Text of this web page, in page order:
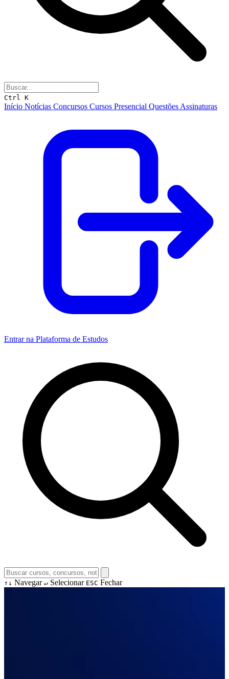
Ctrl K
Início Notícias Concursos Cursos Presencial Questões Assinaturas
Entrar na Plataforma de Estudos
↑↓ Navegar ↵ Selecionar ESC Fechar